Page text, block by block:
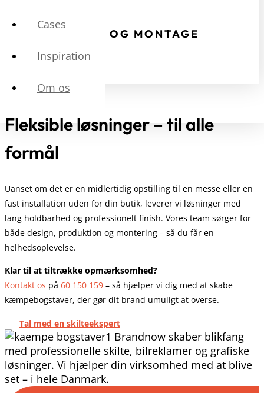
Cases
Inspiration
Om os
PRODUKTION OG MONTAGE
Fleksible løsninger – til alle
formål
Uanset om det er en midlertidig opstilling til en messe eller en
fast installation uden for din butik, leverer vi løsninger med
lang holdbarhed og professionelt finish. Vores team sørger for
både design, produktion og montering – så du får en
helhedsoplevelse.
Klar til at tiltrække opmærksomhed?
Kontakt os på 60 150 159 – så hjælper vi dig med at skabe
kæmpebogstaver, der gør dit brand umuligt at overse.
Tal med en skilteekspert